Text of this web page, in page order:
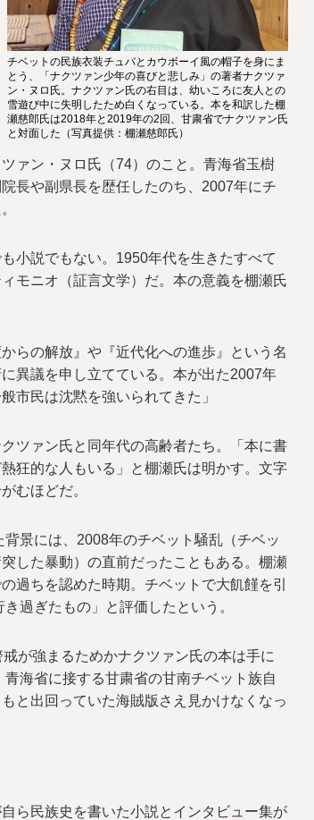
チベットの民族衣装チュバとカウボーイ風の帽子を身にま
とう、「ナクツァン少年の喜びと悲しみ」の著者ナクツァ
ン・ヌロ氏。ナクツァン氏の右目は、幼いころに友人との
雪遊び中に失明したため白くなっている。本を和訳した棚
瀬慈郎氏は2018年と2019年の2回、甘粛省でナクツァン氏
と対面した（写真提供：棚瀬慈郎氏）
ァン・ヌロ氏（74）のこと。青海省玉樹
長や副県長を歴任したのち、2007年にチ
小説でもない。1950年代を生きたすべて
モニオ（証言文学）だ。本の意義を棚瀬氏
らの解放』や『近代化への進歩』という名
異議を申し立てている。本が出た2007年
市民は沈黙を強いられてきた」
ツァン氏と同年代の高齢者たち。「本に書
狂的な人もいる」と棚瀬氏は明かす。文字
むほどだ。
景には、2008年のチベット騒乱（チベッ
した暴動）の直前だったこともある。棚瀬
過ちを認めた時期。チベットで大飢饉を引
過ぎたもの」と評価したという。
が強まるためかナクツァン氏の本は手に
海省に接する甘粛省の甘南チベット族自
と出回っていた海賊版さえ見かけなくなっ
ら民族史を書いた小説とインタビュー集が